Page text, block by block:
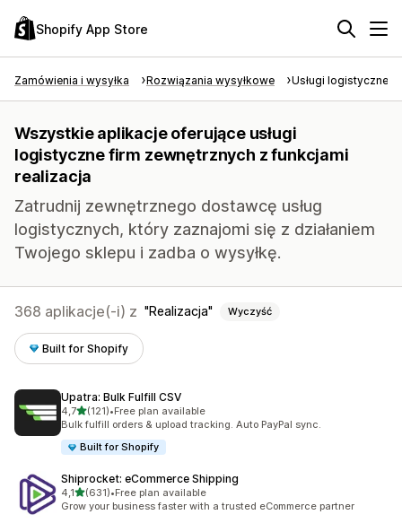
Shopify App Store
Zamówienia i wysyłka Rozwiązania wysyłkowe Usługi logistyczne
Wszystkie aplikacje oferujące usługi
logistyczne firm zewnętrznych z funkcjami
realizacja
Zatrudnij zewnętrznego dostawcę usług
logistycznych, który zaznajomi się z działaniem
Twojego sklepu i zadba o wysyłkę.
368 aplikacje(-i) z Realizacja Wyczyść
Built for Shopify
Upatra: Bulk Fulfill CSV
4,7na 5 gwiazdek
(121)
Łączna liczba recenzji: 121
•Free plan available
Bulk fulfill orders & upload tracking. Auto PayPal sync.
Built for Shopify
Shiprocket: eCommerce Shipping
4,1na 5 gwiazdek
(631)
Łączna liczba recenzji: 631
•Free plan available
Grow your business faster with a trusted eCommerce partner